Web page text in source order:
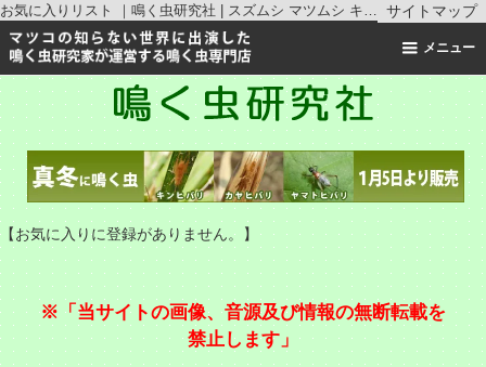
お気に入りリスト ｜鳴く虫研究社 | スズムシ マツムシ キリギリス 通販 サイトマップ
メニュー
【お気に入りに登録がありません。】
※「当サイトの画像、音源及び情報の無断転載を
禁止します」